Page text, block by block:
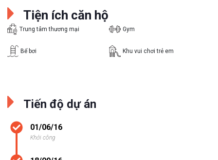
Tiện ích căn hộ
Trung tâm thương mại Gym
Bể bơi Khu vui chơi trẻ em
Tiến độ dự án
01/06/16
Khởi công